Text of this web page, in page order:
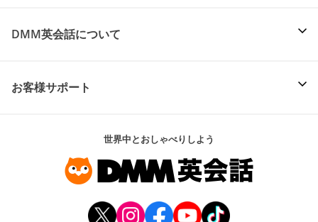
DMM英会話について
お客様サポート
世界中とおしゃべりしよう